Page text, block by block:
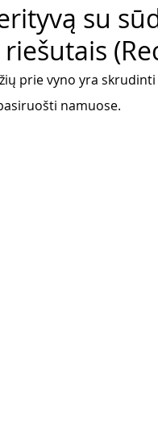
su
prie vyno yra
namuose.